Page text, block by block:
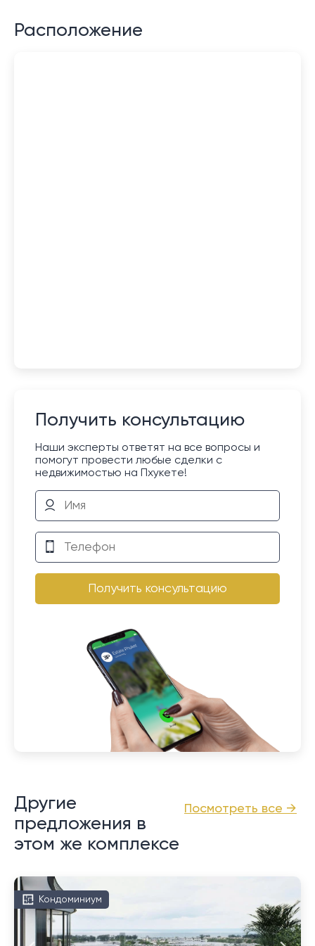
Расположение
Получить консультацию
Наши эксперты ответят на все вопросы и
помогут провести любые сделки с
недвижимостью на Пхукете!
Получить консультацию
Посмотреть все →
Другие
предложения в
этом же комплексе
Кондоминиум